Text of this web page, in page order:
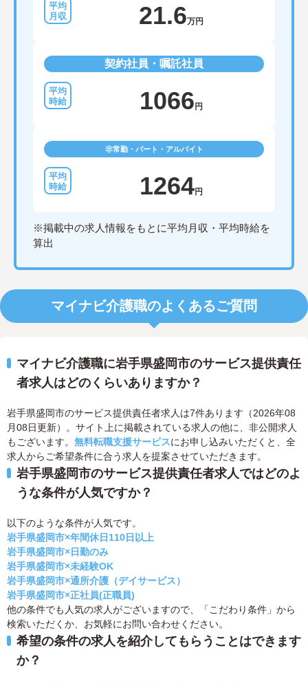
21.6万円
契約社員・嘱託社員
1066 円
非常勤・パート・アルバイト
1264円
※掲載中の求人情報をもとに平均月収・平均時給を
算出
マイナビ介護職のよくあるご質問
マイナビ介護職に岩手県盛岡市のサービス提供責任
者求人はどのくらいありますか？
岩手県盛岡市のサービス提供責任者求人は7件あります（2026年08
月08日更新）。サイト上に掲載されている求人の他に、非公開求人
もございます。 無料転職支援サービスにお申し込みいただくと、全
求人からご希望条件に合う求人を提案させていただきます。
岩手県盛岡市のサービス提供責任者求人ではどのよ
うな条件が人気ですか？
以下のような条件が人気です。
岩手県盛岡市×年間休日110日以上
岩手県盛岡市×日勤のみ
岩手県盛岡市×未経験OK
岩手県盛岡市×通所介護（デイサービス）
岩手県盛岡市×正社員(正職員)
他の条件でも人気の求人がございますので、「こだわり条件」から
検索いただくか、お気軽にお問い合わせください。
希望の条件の求人を紹介してもらうことはできます
か？